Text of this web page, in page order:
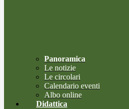
Panoramica
Le notizie
Le circolari
Calendario eventi
Albo online
Didattica